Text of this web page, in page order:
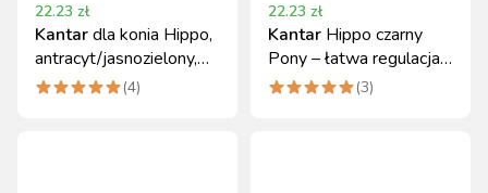
22.23 zł
Kantardla konia Hippo,
antracyt/jasnozielony,
roz. Cob
(4)
22.23 zł
Kantar Hippo czarny
Pony – łatwa regulacja,
Covalliero
(3)